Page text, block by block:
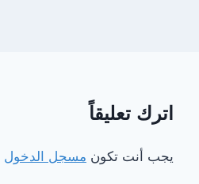
اترك تعليقاً
يجب أنت تكون مسجل الدخول